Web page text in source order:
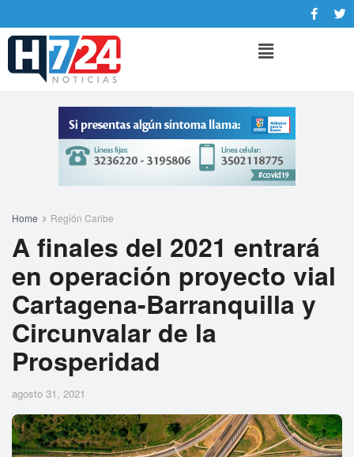
Home Región Caribe
A finales del 2021 entrará
en operación proyecto vial
Cartagena-Barranquilla y
Circunvalar de la
Prosperidad
agosto 31, 2021